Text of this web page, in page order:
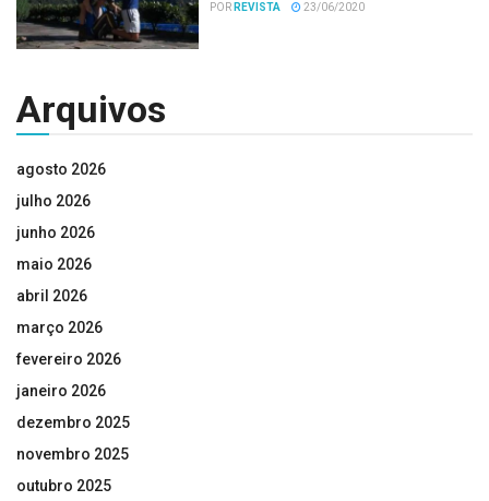
POR REVISTA 23/06/2020
Arquivos
agosto 2026
julho 2026
junho 2026
maio 2026
abril 2026
março 2026
fevereiro 2026
janeiro 2026
dezembro 2025
novembro 2025
outubro 2025